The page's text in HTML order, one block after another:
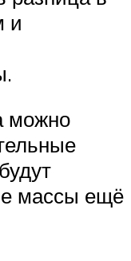
и
можно
массы ещё